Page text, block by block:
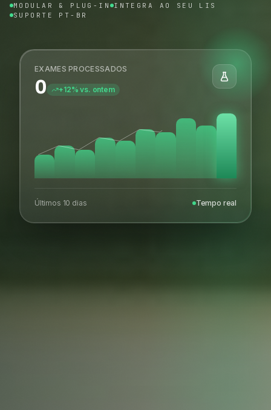
MODULAR & PLUG-IN INTEGRA AO SEU LIS
SUPORTE PT-BR
EXAMES PROCESSADOS
0 +12% vs. ontem
Últimos 10 dias Tempo real